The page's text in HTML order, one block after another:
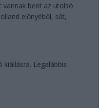
vannak bent az utolsó
előnyéből, sőt,
kiállásra. Legalábbis